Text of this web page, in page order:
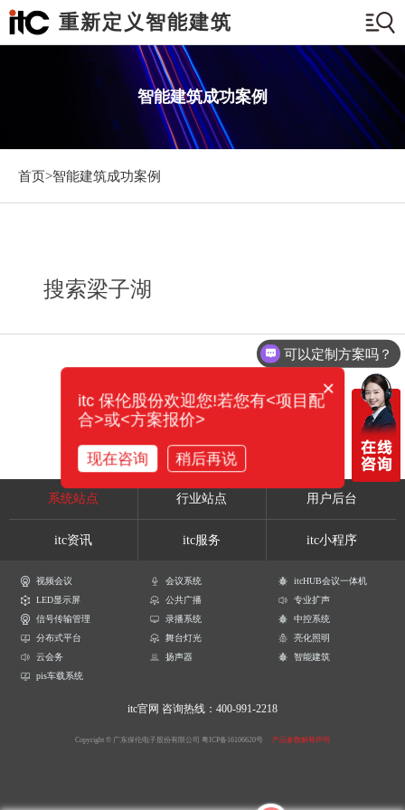
重新定义智能建筑
智能建筑成功案例
首页>智能建筑成功案例
搜索梁子湖
系统站点 行业站点 用户后台
itc资讯 itc服务 itc小程序
视频会议 会议系统
itcHUB会议一体机
LED显示屏
公共广播
专业扩声
信号传输管理
录播系统
中控系统
分布式平台
舞台灯光
亮化照明
云会务
扬声器
智能建筑
pis车载系统
itc官网 咨询热线：400-991-2218
Copyright © 广东保伦电子股份有限公司 粤ICP备16106620号 产品参数解释声明
可以定制方案吗？
×
itc 保伦股份欢迎您!若您有<项目配
合>或<方案报价>
现在咨询 稍后再说